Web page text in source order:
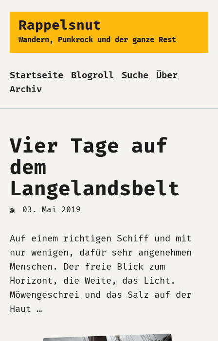
Rappelsnut
Wandern, Punkrock und der ganze Rest
Startseite Blogroll Suche
Über
Archiv
Vier Tage auf
dem
Langelandsbelt
03. Mai 2019
Auf einem richtigen Schiff und mit
nur wenigen, dafür sehr angenehmen
Menschen. Der freie Blick zum
Horizont, die Weite, das Licht.
Möwengeschrei und das Salz auf der
Haut …